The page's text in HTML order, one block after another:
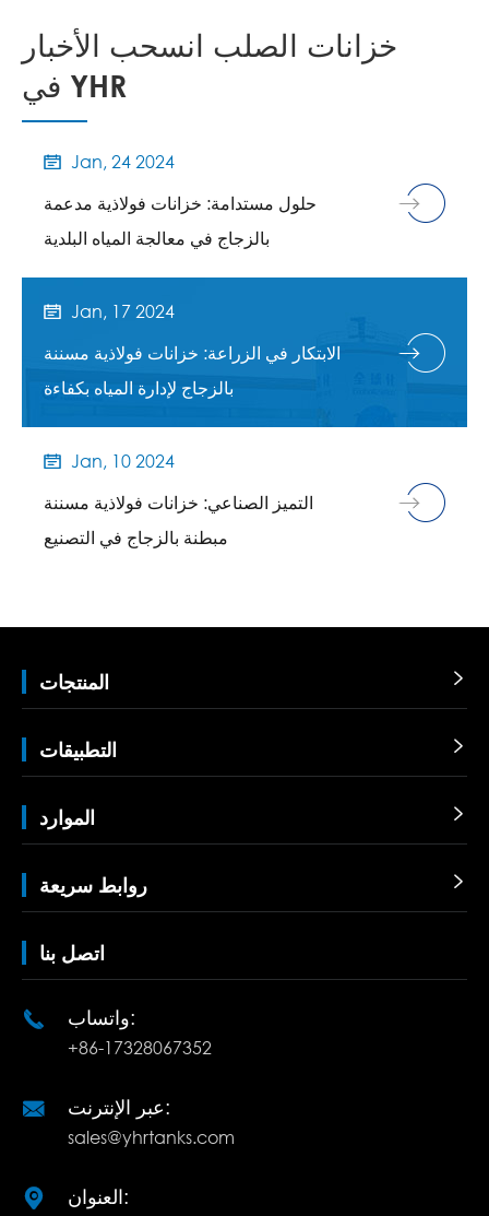
خزانات الصلب انسحب الأخبار
في YHR

Jan, 24 2024
حلول مستدامة: خزانات فولاذية مدعمة
بالزجاج في معالجة المياه البلدية

Jan, 17 2024
الابتكار في الزراعة: خزانات فولاذية مسننة
بالزجاج لإدارة المياه بكفاءة

Jan, 10 2024
التميز الصناعي: خزانات فولاذية مسننة
مبطنة بالزجاج في التصنيع
المنتجات 
التطبيقات 
الموارد 
روابط سريعة 
اتصل بنا
 واتساب:
+86-17328067352
 عبر الإنترنت:
sales@yhrtanks.com
 العنوان: